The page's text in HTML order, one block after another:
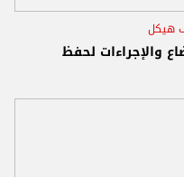
هيكل
والإجراءات لحفظ